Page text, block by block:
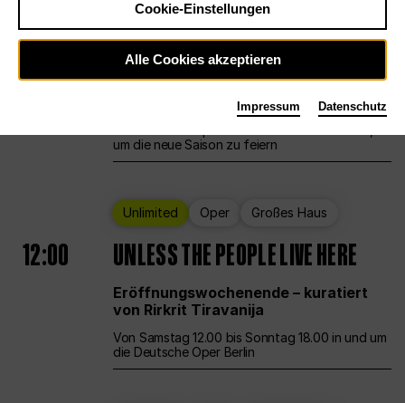
Großes Haus
12:00 Eröffnungswochenende
um die neue Saison zu feiern
Unlimited Oper Großes Haus
12:00 UNLESS THE PEOPLE LIVE HERE
Eröffnungswochenende – kuratiert
von Rirkrit Tiravanija
Von Samstag 12.00 bis Sonntag 18.00 in und um
die Deutsche Oper Berlin
Cookie-Einstellungen
Alle Cookies akzeptieren
Impressum Datenschutz